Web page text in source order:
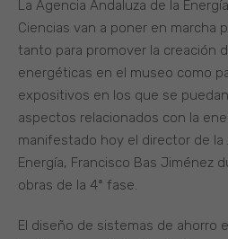
La Agencia Andaluza de la
Ciencias van a poner en marcha
tanto para promover la creación
energéticas en el museo como
expositivos en los que se
aspectos relacionados con la
manifestado hoy el director de la
Energía, Francisco Bas Jiménez
obras de la 4ª fase.
El diseño de sistemas de ahorro